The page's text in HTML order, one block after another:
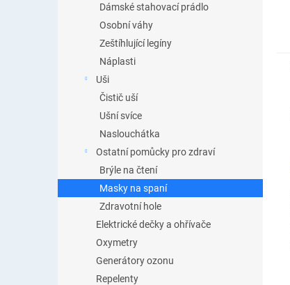
Dámské stahovací prádlo
Osobní váhy
Zeštíhlující legíny
Náplasti
Uši
Čistič uší
Ušní svíce
Naslouchátka
Ostatní pomůcky pro zdraví
Brýle na čtení
Masky na spaní
Zdravotní hole
Elektrické dečky a ohřívače
Oxymetry
Generátory ozonu
Repelenty